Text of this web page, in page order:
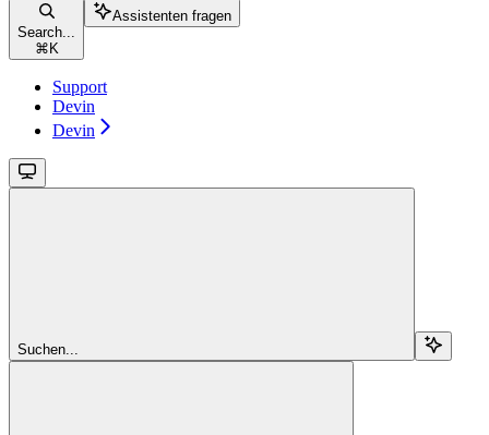
Search...
⌘ K
Assistenten fragen
Support
Devin
Devin
Suchen...